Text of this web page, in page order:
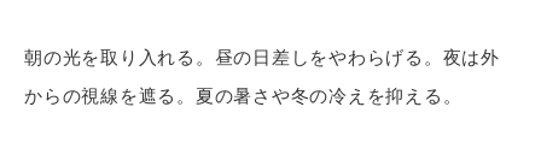
朝の光を取り入れる。昼の日差しをやわらげる。夜は外
からの視線を遮る。夏の暑さや冬の冷えを抑える。